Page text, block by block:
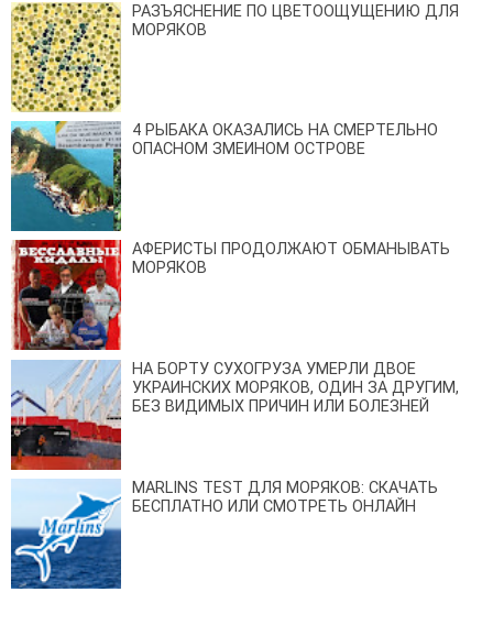
РАЗЪЯСНЕНИЕ ПО ЦВЕТООЩУЩЕНИЮ ДЛЯ
МОРЯКОВ
4 РЫБАКА ОКАЗАЛИСЬ НА СМЕРТЕЛЬНО
ОПАСНОМ ЗМЕИНОМ ОСТРОВЕ
АФЕРИСТЫ ПРОДОЛЖАЮТ ОБМАНЫВАТЬ
МОРЯКОВ
НА БОРТУ СУХОГРУЗА УМЕРЛИ ДВОЕ
УКРАИНСКИХ МОРЯКОВ, ОДИН ЗА ДРУГИМ,
БЕЗ ВИДИМЫХ ПРИЧИН ИЛИ БОЛЕЗНЕЙ
MARLINS TEST ДЛЯ МОРЯКОВ: СКАЧАТЬ
БЕСПЛАТНО ИЛИ СМОТРЕТЬ ОНЛАЙН